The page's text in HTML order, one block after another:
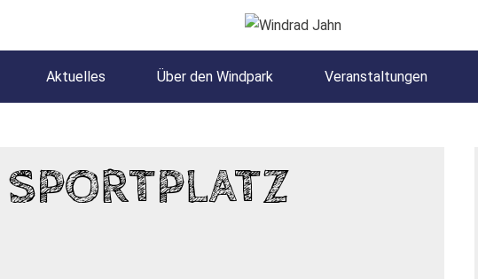
Aktuelles Über den Windpark Veranstaltungen